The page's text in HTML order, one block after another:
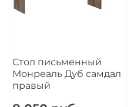
Стол письменный
Монреаль Дуб самдал
правый